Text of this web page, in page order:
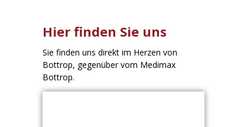
Hier finden Sie uns
Sie finden uns direkt im Herzen von
Bottrop, gegenüber vom Medimax
Bottrop.